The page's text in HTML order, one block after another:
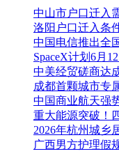
广西男方护理假